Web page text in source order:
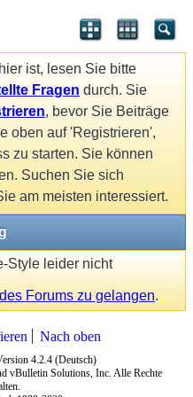
ist, lesen Sie bitte
Fragen durch. Sie
, bevor Sie Beiträge
oben auf 'Registrieren',
zu starten. Sie können
Suchen Sie sich
am meisten interessiert.
Style leider nicht
Forums zu gelangen.
Nach oben
4.2.4 (Deutsch)
vBulletin Solutions, Inc. Alle Rechte